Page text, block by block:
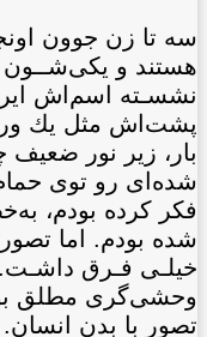
سه تا زن جوون
هستند و
نشسـته اسم‌اش
پشت‌اش مثل يك
بار، زير نور ضعيف
شده‌ای رو توی
فكر کرده بودم،
شده بودم. اما
خيلـی فـرق
وحشی‌گری مطلق
تصور با بدن